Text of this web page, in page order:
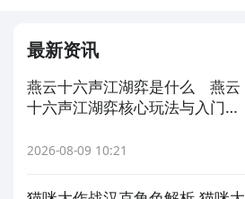
最新资讯
燕云十六声江湖弈是什么 燕云
十六声江湖弈核心玩法与入门指
2026-08-09 10:21